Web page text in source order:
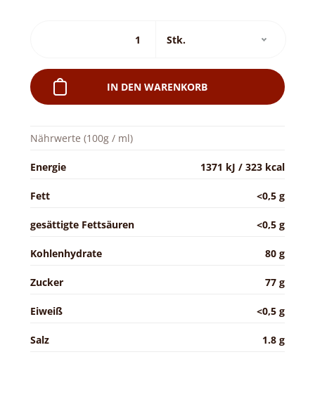
IN DEN WARENKORB
Nährwerte (100g / ml)
Energie 1371 kJ / 323 kcal
Fett <0,5 g
gesättigte Fettsäuren <0,5 g
Kohlenhydrate 80 g
Zucker 77 g
Eiweiß <0,5 g
Salz 1.8 g